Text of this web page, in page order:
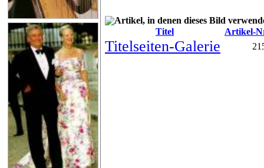
Artikel, in denen dieses Bild
Titel
Artikel-
Titelseiten-Galerie